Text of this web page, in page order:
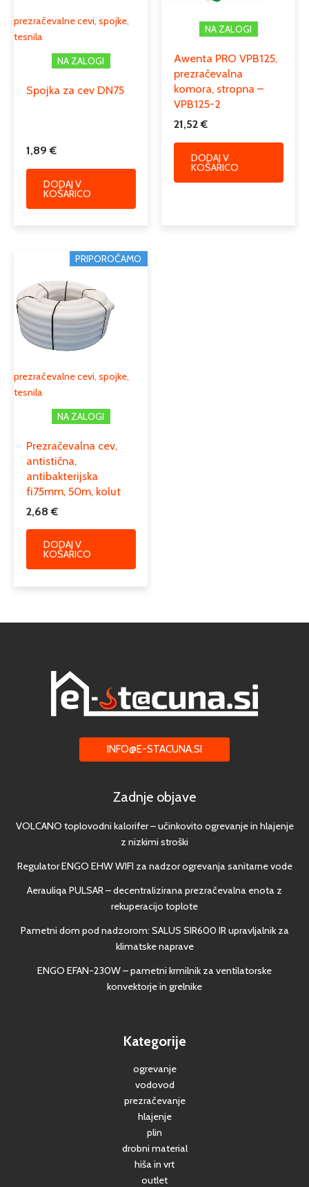
prezračevalne cevi, spojke,
tesnila
NA ZALOGI
Spojka za cev DN75
1,89€
DODAJ V
KOŠARICO
NA ZALOGI
Awenta PRO VPB125,
prezračevalna
komora, stropna –
VPB125-2
21,52€
DODAJ V
KOŠARICO
PRIPOROČAMO
prezračevalne cevi, spojke,
tesnila
NA ZALOGI
Prezračevalna cev,
antistična,
antibakterijska
fi75mm, 50m, kolut
2,68€
DODAJ V
KOŠARICO
INFO@E-STACUNA.SI
Zadnje objave
VOLCANO toplovodni kalorifer – učinkovito ogrevanje in hlajenje
z nizkimi stroški
Regulator ENGO EHW WIFI za nadzor ogrevanja sanitarne vode
Aerauliqa PULSAR – decentralizirana prezračevalna enota z
rekuperacijo toplote
Pametni dom pod nadzorom: SALUS SIR600 IR upravljalnik za
klimatske naprave
ENGO EFAN-230W – pametni krmilnik za ventilatorske
konvektorje in grelnike
Kategorije
ogrevanje
vodovod
prezračevanje
hlajenje
plin
drobni material
hiša in vrt
outlet